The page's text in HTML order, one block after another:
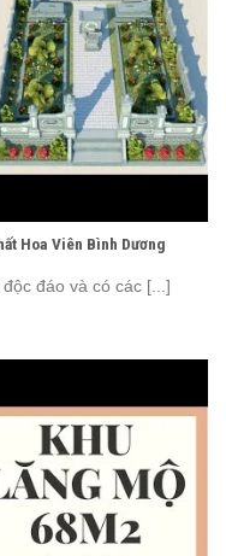
Hoa Viên Bình Dương
đáo và có các [...]